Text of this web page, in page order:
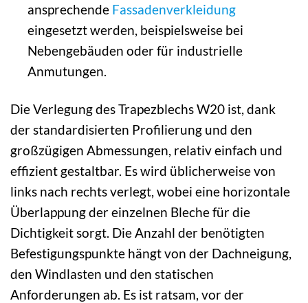
ansprechende Fassadenverkleidung
eingesetzt werden, beispielsweise bei
Nebengebäuden oder für industrielle
Anmutungen.
Die Verlegung des Trapezblechs W20 ist, dank
der standardisierten Profilierung und den
großzügigen Abmessungen, relativ einfach und
effizient gestaltbar. Es wird üblicherweise von
links nach rechts verlegt, wobei eine horizontale
Überlappung der einzelnen Bleche für die
Dichtigkeit sorgt. Die Anzahl der benötigten
Befestigungspunkte hängt von der Dachneigung,
den Windlasten und den statischen
Anforderungen ab. Es ist ratsam, vor der